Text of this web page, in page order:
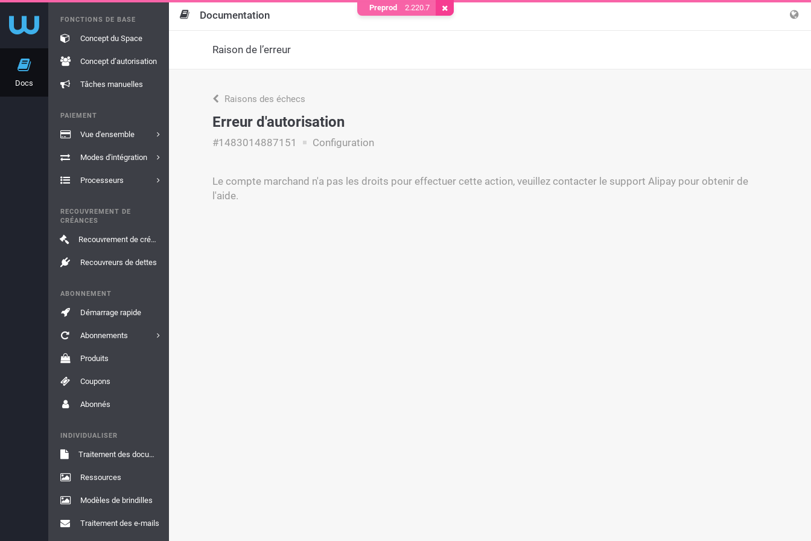
Docs
FONCTIONS DE BASE
Concept du Space
Concept d’autorisation
Tâches manuelles
PAIEMENT
Vue d'ensemble
Modes d'intégration
Processeurs
RECOUVREMENT DE
CRÉANCES
Recouvrement de créances
Recouvreurs de dettes
ABONNEMENT
Démarrage rapide
Abonnements
Produits
Coupons
Abonnés
INDIVIDUALISER
Traitement des documents
Ressources
Modèles de brindilles
Traitement des e-mails
Documentation
Raison de l’erreur
Raisons des échecs
Erreur d'autorisation
#1483014887151 Configuration
Le compte marchand n'a pas les droits pour effectuer cette action, veuillez contacter le support Alipay pour obtenir de
l'aide.
Preprod 2.220.7 Supprimer le cookie